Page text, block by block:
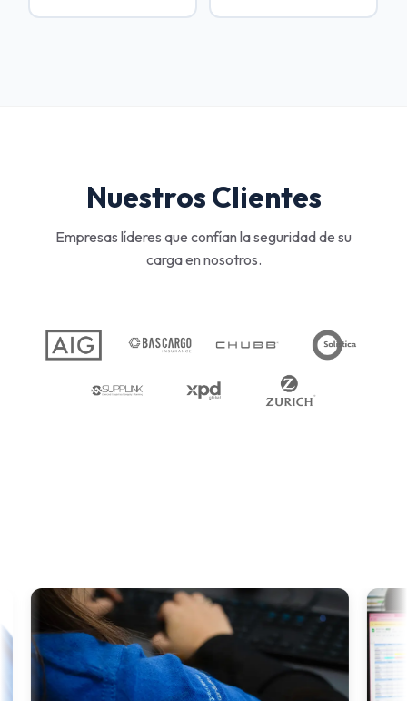
Nuestros Clientes
Empresas líderes que confían la seguridad de su
carga en nosotros.